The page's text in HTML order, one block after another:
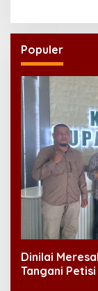
Populer
Dinilai
Tangani